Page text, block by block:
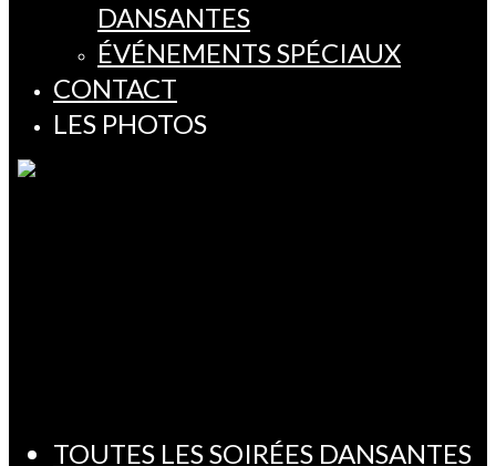
DANSANTES
ÉVÉNEMENTS SPÉCIAUX
CONTACT
LES PHOTOS
TOUTES LES SOIRÉES DANSANTES